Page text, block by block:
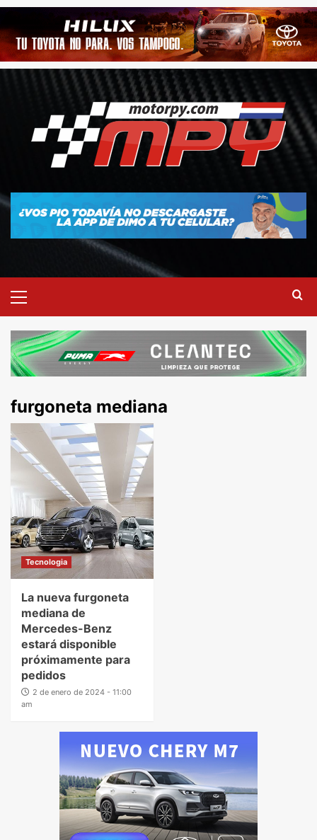
furgoneta mediana
Tecnologia
La nueva furgoneta
mediana de
Mercedes-Benz
estará disponible
próximamente para
pedidos
2 de enero de 2024 - 11:00
am